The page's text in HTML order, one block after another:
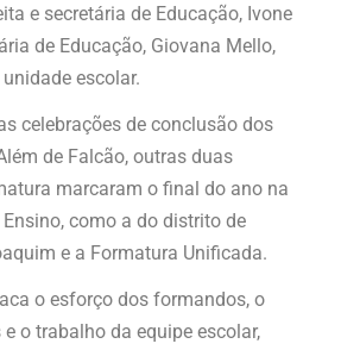
e secretária de Educação, Ivone
de Educação, Giovana Mello,
escolar.
celebrações de conclusão dos
de Falcão, outras duas
marcaram o final do ano na
como a do distrito de
e a Formatura Unificada.
o esforço dos formandos, o
o trabalho da equipe escolar,